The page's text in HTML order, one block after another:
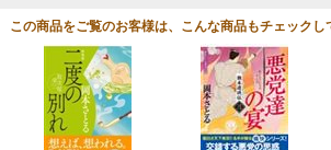
この商品をご覧のお客様は、こんな商品もチェックし